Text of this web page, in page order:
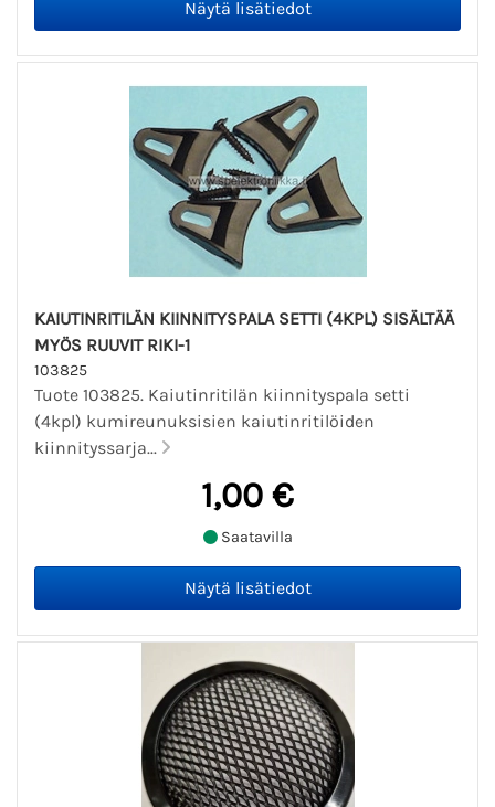
KAIUTINRITILÄN KIINNITYSPALA SETTI (4KPL) SISÄLTÄÄ
MYÖS RUUVIT RIKI-1
103825
Tuote 103825. Kaiutinritilän kiinnityspala setti
(4kpl) kumireunuksisien kaiutinritilöiden
kiinnityssarja...
1,00 €
Saatavilla